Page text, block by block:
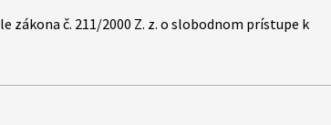
zákona č. 211/2000 Z. z. o slobodnom prístupe k